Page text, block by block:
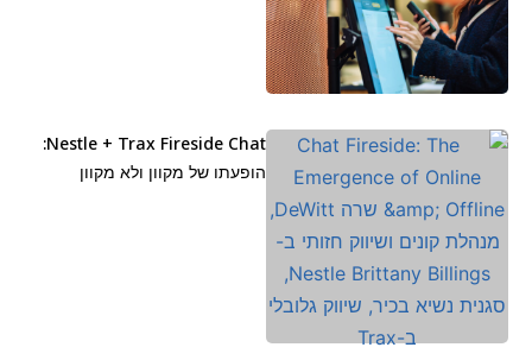
Nestle + Trax Fireside Chat:
הופעתו של מקוון ולא מקוון